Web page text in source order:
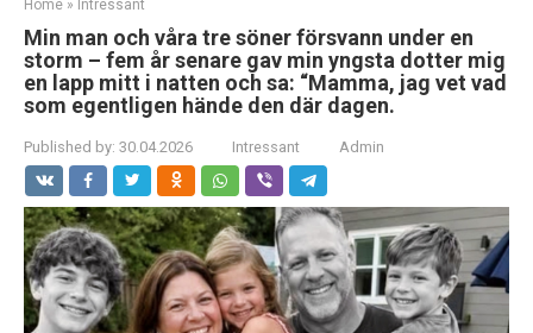
Home » Intressant
Min man och våra tre söner försvann under en
storm – fem år senare gav min yngsta dotter mig
en lapp mitt i natten och sa: “Mamma, jag vet vad
som egentligen hände den där dagen.
Published by: 30.04.2026 Intressant Admin